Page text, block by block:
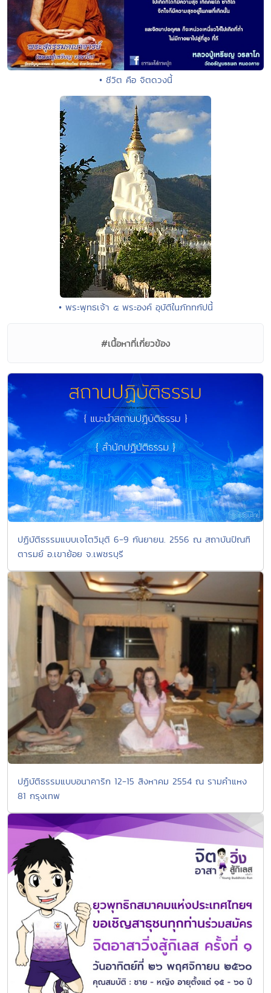
• ชีวิต คือ จิตดวงนี้
• พระพุทธเจ้า ๕ พระองค์ อุบัติในภัททกัปนี้
#เนื้อหาที่เกี่ยวข้อง
ปฏิบัติธรรมแบบเจโตวิมุติ 6-9 กันยายน. 2556 ณ สถาบันปัณฑิ
ตารมย์ อ.เขาย้อย จ.เพชรบุรี
ปฏิบัติธรรมแบบอนาคาริก 12-15 สิงหาคม 2554 ณ รามคำแหง
81 กรุงเทพ